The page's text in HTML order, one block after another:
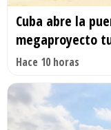
Cuba abre la
megaproyecto
Hace 10 horas